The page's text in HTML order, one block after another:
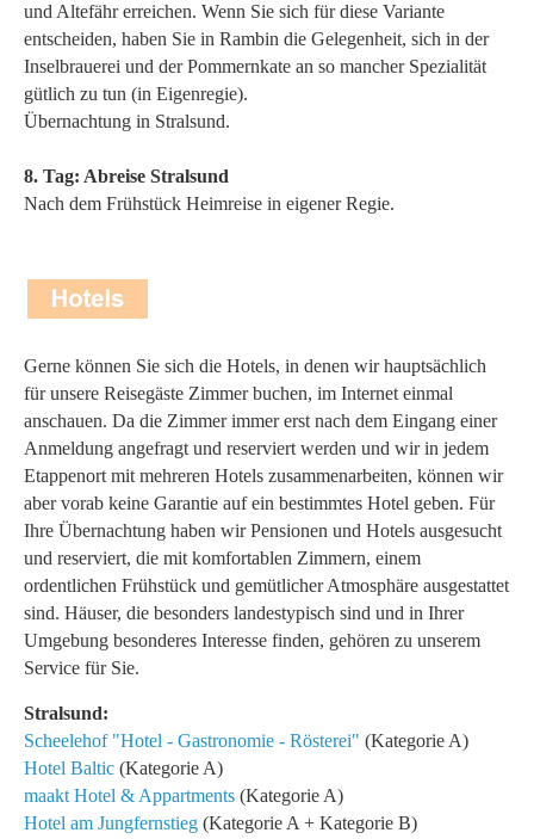
und Altefähr erreichen. Wenn Sie sich für diese Variante
entscheiden, haben Sie in Rambin die Gelegenheit, sich in der
Inselbrauerei und der Pommernkate an so mancher Spezialität
gütlich zu tun (in Eigenregie).
Übernachtung in Stralsund.
8. Tag: Abreise Stralsund
Nach dem Frühstück Heimreise in eigener Regie.
Gerne können Sie sich die Hotels, in denen wir hauptsächlich
für unsere Reisegäste Zimmer buchen, im Internet einmal
anschauen. Da die Zimmer immer erst nach dem Eingang einer
Anmeldung angefragt und reserviert werden und wir in jedem
Etappenort mit mehreren Hotels zusammenarbeiten, können wir
aber vorab keine Garantie auf ein bestimmtes Hotel geben. Für
Ihre Übernachtung haben wir Pensionen und Hotels ausgesucht
und reserviert, die mit komfortablen Zimmern, einem
ordentlichen Frühstück und gemütlicher Atmosphäre ausgestattet
sind. Häuser, die besonders landestypisch sind und in Ihrer
Umgebung besonderes Interesse finden, gehören zu unserem
Service für Sie.
Stralsund:
Scheelehof "Hotel - Gastronomie - Rösterei" (Kategorie A)
Hotel Baltic (Kategorie A)
maakt Hotel & Appartments (Kategorie A)
Hotel am Jungfernstieg (Kategorie A + Kategorie B)